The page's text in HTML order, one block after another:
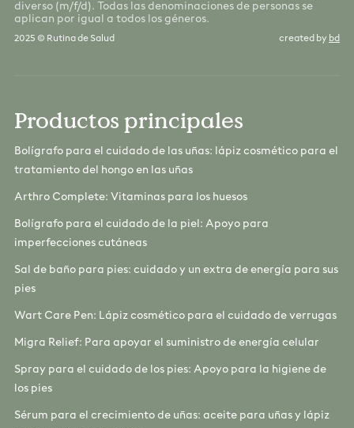
diverso (m/f/d). Todas las denominaciones de personas se
aplican por igual a todos los géneros.
2025 © Rutina de Salud created by bd
Productos principales
Bolígrafo para el cuidado de las uñas: lápiz cosmético para el
tratamiento del hongo en las uñas
Arthro Complete: Vitaminas para los huesos
Bolígrafo para el cuidado de la piel: Apoyo para
imperfecciones cutáneas
Sal de baño para pies: cuidado y un extra de energía para sus
pies
Wart Care Pen: Lápiz cosmético para el cuidado de verrugas
Migra Relief: Para apoyar el suministro de energía celular
Spray para el cuidado de los pies: Apoyo para la higiene de
los pies
Sérum para el crecimiento de uñas: aceite para uñas y lápiz